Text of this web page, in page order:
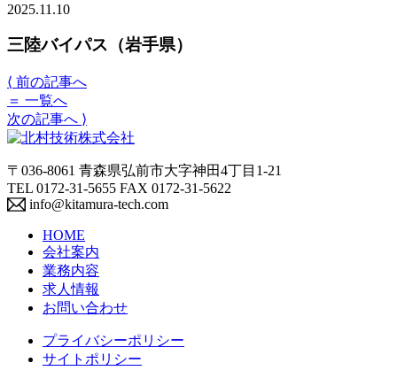
2025.11.10
三陸バイパス（岩手県）
⟨ 前の記事へ
＝ 一覧へ
次の記事へ ⟩
〒036-8061 青森県弘前市大字神田4丁目1-21
TEL 0172-31-5655 FAX 0172-31-5622
info@kitamura-tech.com
HOME
会社案内
業務内容
求人情報
お問い合わせ
プライバシーポリシー
サイトポリシー